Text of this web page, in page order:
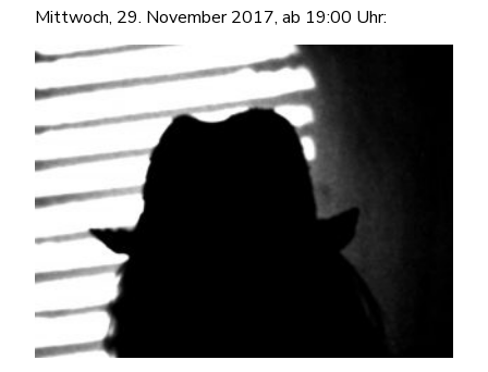
Mittwoch, 29. November 2017, ab 19:00 Uhr: